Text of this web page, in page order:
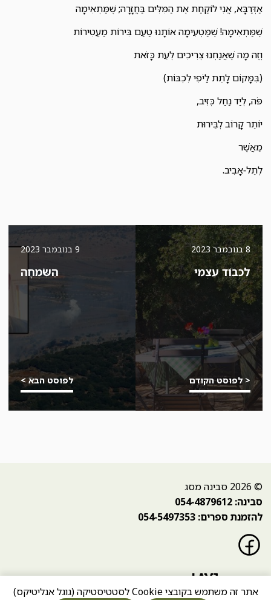
אתר זה משתמש בקובצי Cookie לסטטיסטיקה (גוגל אנליטיקס)
אַדְּרַבָּא, אֲנִי לוֹקַחַת אֶת הַמִּלִּים בַּחֲזָרָה; שֶׁמַּתְאִימָה
שֶׁמַּתְאִימָה! שֶׁמַּטְעִימָה אוֹתָנוּ טַעַם בִּירוֹת מַעֲטִירוֹת
וְזֶה מָה שֶׁאֲנַחְנוּ צְרִיכִים לְעֵת כָּזֹאת
(בִּמָּקוֹם לָתֵת לַיֹפִי לִכְבּוֹת)
פֹּה, לְיַד נַחַל כְּזִיב,
יוֹתֵר קָרוֹב לְבֵּירוּת
מֵאֲשֶׁר
לְתֵל-אָבִיב.
8 בנובמבר 2023
לִכְבוֹד עַצְמִי
< לפוסט הקודם
9 בנובמבר 2023
הַשִּׂמְחָה
לפוסט הבא >
© 2026 סבינה מסג
סבינה: 054-4879612
להזמנת ספרים: 054-5497353
בניית אתר:
הצהרת נגישות
מדיניות פרטיות